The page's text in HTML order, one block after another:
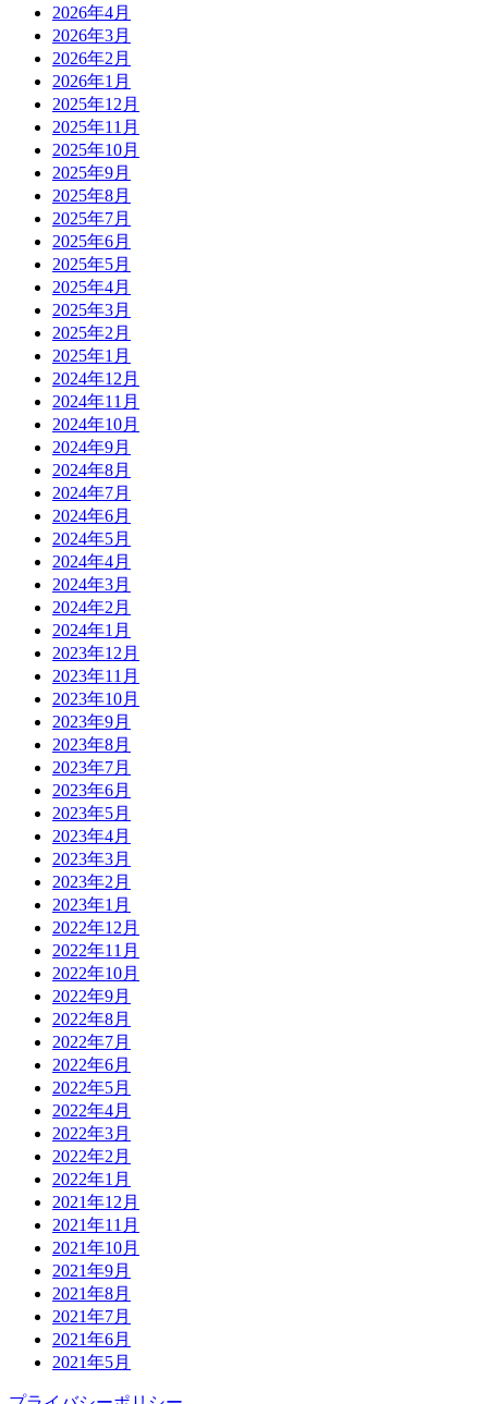
2026年4月
2026年3月
2026年2月
2026年1月
2025年12月
2025年11月
2025年10月
2025年9月
2025年8月
2025年7月
2025年6月
2025年5月
2025年4月
2025年3月
2025年2月
2025年1月
2024年12月
2024年11月
2024年10月
2024年9月
2024年8月
2024年7月
2024年6月
2024年5月
2024年4月
2024年3月
2024年2月
2024年1月
2023年12月
2023年11月
2023年10月
2023年9月
2023年8月
2023年7月
2023年6月
2023年5月
2023年4月
2023年3月
2023年2月
2023年1月
2022年12月
2022年11月
2022年10月
2022年9月
2022年8月
2022年7月
2022年6月
2022年5月
2022年4月
2022年3月
2022年2月
2022年1月
2021年12月
2021年11月
2021年10月
2021年9月
2021年8月
2021年7月
2021年6月
2021年5月